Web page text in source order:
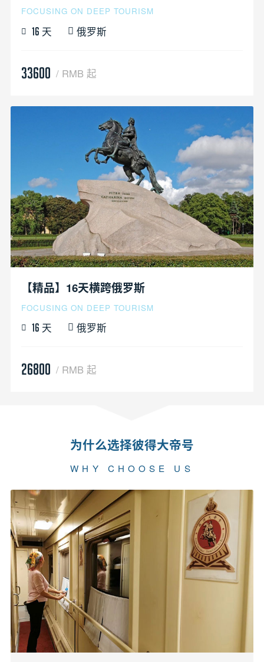
FOCUSING ON DEEP TOURISM
16 天 俄罗斯
33600 / RMB 起
【精品】16天横跨俄罗斯
FOCUSING ON DEEP TOURISM
16 天 俄罗斯
26800 / RMB 起
为什么选择彼得大帝号
WHY CHOOSE US